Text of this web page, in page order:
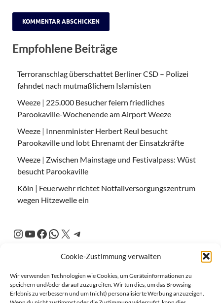
Cookie-Zustimmung verwalten
Wir verwenden Technologien wie Cookies, um Geräteinformationen zu
speichern und/oder darauf zuzugreifen. Wir tun dies, um das Browsing-
Erlebnis zu verbessern und um (nicht) personalisierte Werbung anzuzeigen.
Empfohlene Beiträge
Terroranschlag überschattet Berliner CSD – Polizei
fahndet nach mutmaßlichem Islamisten
Weeze | 225.000 Besucher feiern friedliches
Parookaville-Wochenende am Airport Weeze
Weeze | Innenminister Herbert Reul besucht
Parookaville und lobt Ehrenamt der Einsatzkräfte
Weeze | Zwischen Mainstage und Festivalpass: Wüst
besucht Parookaville
Köln | Feuerwehr richtet Notfallversorgungszentrum
wegen Hitzewelle ein